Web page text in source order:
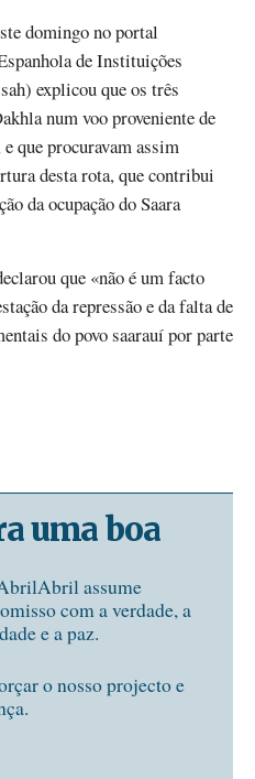
domingo no portal
de Instituições
explicou que os três
num voo proveniente de
que procuravam assim
desta rota, que contribui
da ocupação do Saara
que «não é um facto
da repressão e da falta de
do povo saarauí por parte
uma boa
assume
com a verdade, a
e a paz.
o nosso projecto e